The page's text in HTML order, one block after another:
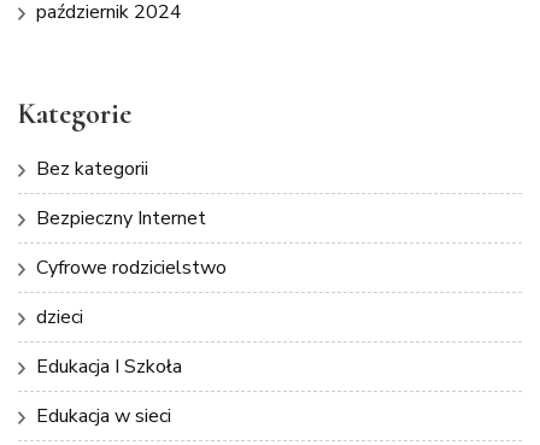
październik 2024
Kategorie
Bez kategorii
Bezpieczny Internet
Cyfrowe rodzicielstwo
dzieci
Edukacja I Szkoła
Edukacja w sieci